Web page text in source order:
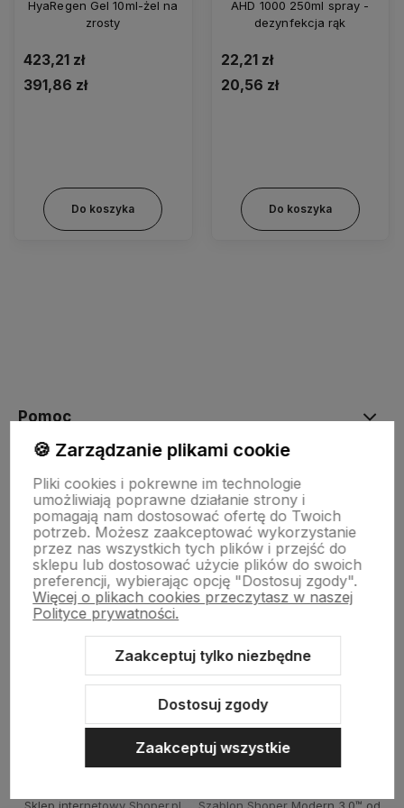
HyaRegen Gel 10ml-żel na
zrosty
423,21 zł
391,86 zł
Do koszyka
AHD 1000 250ml spray -
dezynfekcja rąk
22,21 zł
20,56 zł
Do koszyka
Pomoc
Moje konto
Płatności i dostawa
Informacje
🍪 Zarządzanie plikami cookie
Pliki cookies i pokrewne im technologie
umożliwiają poprawne działanie strony i
pomagają nam dostosować ofertę do Twoich
potrzeb. Możesz zaakceptować wykorzystanie
przez nas wszystkich tych plików i przejść do
sklepu lub dostosować użycie plików do swoich
preferencji, wybierając opcję "Dostosuj zgody".
Więcej o plikach cookies przeczytasz w naszej
Polityce prywatności.
Zaakceptuj tylko niezbędne
Dostosuj zgody
Zaakceptuj wszystkie